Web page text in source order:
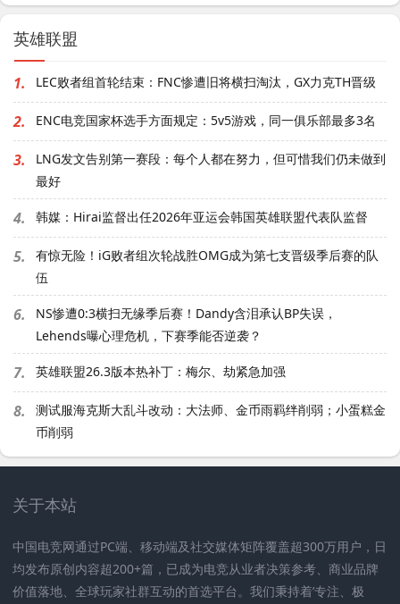
英雄联盟
1. LEC败者组首轮结束：FNC惨遭旧将横扫淘汰，GX力克TH晋级
2. ENC电竞国家杯选手方面规定：5v5游戏，同一俱乐部最多3名
3.
LNG发文告别第一赛段：每个人都在努力，但可惜我们仍未做到
最好
4. 韩媒：Hirai监督出任2026年亚运会韩国英雄联盟代表队监督
5.
有惊无险！iG败者组次轮战胜OMG成为第七支晋级季后赛的队
伍
6.
NS惨遭0:3横扫无缘季后赛！Dandy含泪承认BP失误，
Lehends曝心理危机，下赛季能否逆袭？
7. 英雄联盟26.3版本热补丁：梅尔、劫紧急加强
8.
测试服海克斯大乱斗改动：大法师、金币雨羁绊削弱；小蛋糕金
币削弱
关于本站
中国电竞网通过PC端、移动端及社交媒体矩阵覆盖超300万用户，日
均发布原创内容超200+篇，已成为电竞从业者决策参考、商业品牌
价值落地、全球玩家社群互动的首选平台。我们秉持着’专注、极